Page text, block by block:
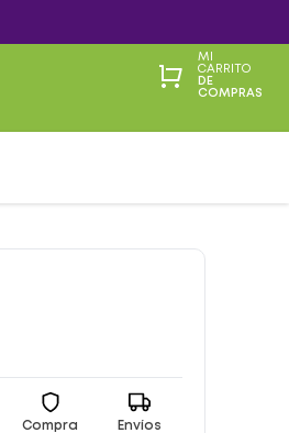
MI
CARRITO
DE
COMPRAS
Compra
Envíos